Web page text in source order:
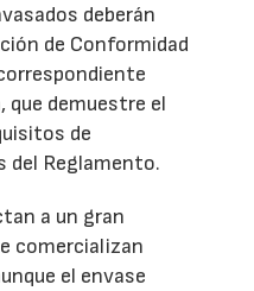
deberán
de Conformidad
demuestre el
de
del Reglamento.
a un gran
comercializan
el envase